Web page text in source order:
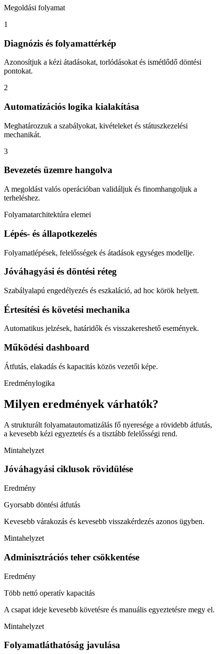
Megoldási folyamat
1
Diagnózis és folyamattérkép
Azonosítjuk a kézi átadásokat, torlódásokat és ismétlődő döntési
pontokat.
2
Automatizációs logika kialakítása
Meghatározzuk a szabályokat, kivételeket és státuszkezelési
mechanikát.
3
Bevezetés üzemre hangolva
A megoldást valós operációban validáljuk és finomhangoljuk a
terheléshez.
Folyamatarchitektúra elemei
Lépés- és állapotkezelés
Folyamatlépések, felelősségek és átadások egységes modellje.
Jóváhagyási és döntési réteg
Szabályalapú engedélyezés és eszkaláció, ad hoc körök helyett.
Értesítési és követési mechanika
Automatikus jelzések, határidők és visszakereshető események.
Működési dashboard
Átfutás, elakadás és kapacitás közös vezetői képe.
Eredménylogika
Milyen eredmények várhatók?
A strukturált folyamatautomatizálás fő nyeresége a rövidebb átfutás,
a kevesebb kézi egyeztetés és a tisztább felelősségi rend.
Mintahelyzet
Jóváhagyási ciklusok rövidülése
Eredmény
Gyorsabb döntési átfutás
Kevesebb várakozás és kevesebb visszakérdezés azonos ügyben.
Mintahelyzet
Adminisztrációs teher csökkentése
Eredmény
Több nettó operatív kapacitás
A csapat ideje kevesebb követésre és manuális egyeztetésre megy el.
Mintahelyzet
Folyamatláthatóság javulása